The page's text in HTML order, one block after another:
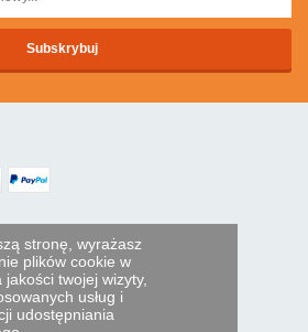
stronę, wyrażasz
plików cookie w
twojej wizyty,
usług i
udostępniania